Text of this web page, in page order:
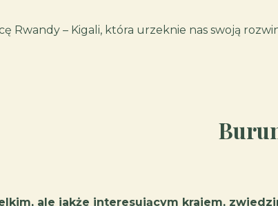
Rwandy – Kigali, która urzeknie nas swoją
ale jakże interesującym krajem,